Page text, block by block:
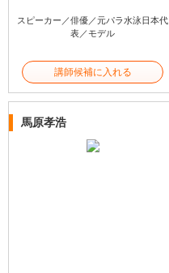
スピーカー／俳優／元パラ水泳日本代
表／モデル
講師候補に入れる
馬原孝浩